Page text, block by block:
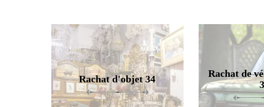
Rachat d'objet 34
Rachat de